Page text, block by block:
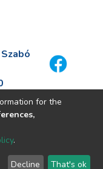
for the
.
Decline That's ok